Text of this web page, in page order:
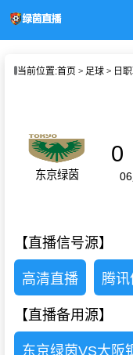
当前位置:首页 足球 日
东京绿茵
0
【直播信号源】
高清直播 腾讯
【直播备用源】
东京绿茵VS大阪